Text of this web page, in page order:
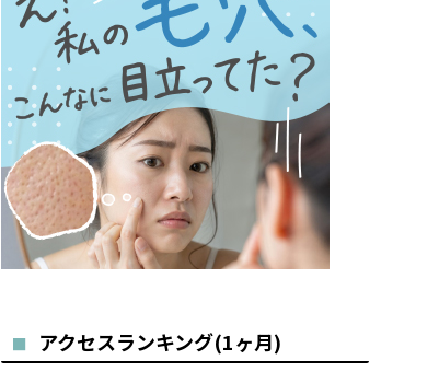
アクセスランキング(1ヶ月)